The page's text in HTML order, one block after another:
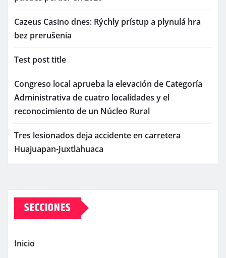
Cazeus Casino dnes: Rýchly prístup a plynulá hra
bez prerušenia
Test post title
Congreso local aprueba la elevación de Categoría
Administrativa de cuatro localidades y el
reconocimiento de un Núcleo Rural
Tres lesionados deja accidente en carretera
Huajuapan-Juxtlahuaca
SECCIONES
Inicio